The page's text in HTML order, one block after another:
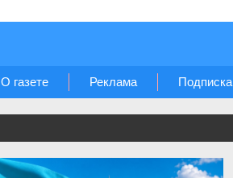
О газете Реклама Подписка